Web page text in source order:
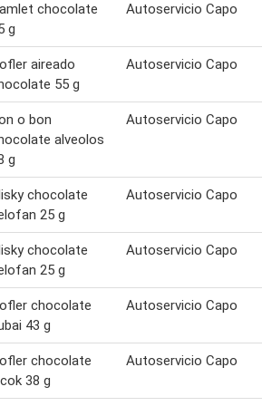
chocolate
g
Autoservicio Capo
aireado
55 g
Autoservicio Capo
o bon
alveolos
g
Autoservicio Capo
chocolate
25 g
Autoservicio Capo
chocolate
25 g
Autoservicio Capo
chocolate
43 g
Autoservicio Capo
chocolate
38 g
Autoservicio Capo